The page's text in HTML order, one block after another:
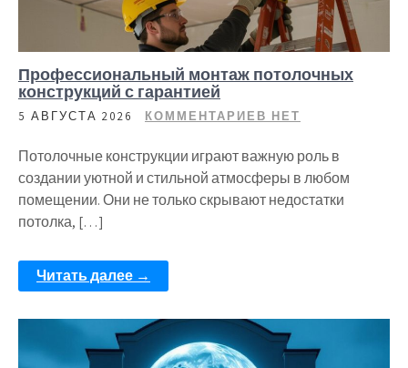
Профессиональный монтаж потолочных
конструкций с гарантией
5 АВГУСТА 2026 КОММЕНТАРИЕВ НЕТ
Потолочные конструкции играют важную роль в
создании уютной и стильной атмосферы в любом
помещении. Они не только скрывают недостатки
потолка, […]
Читать далее →